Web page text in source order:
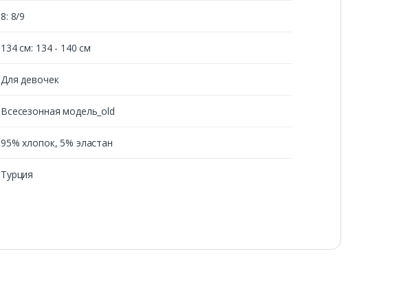
8: 8/9
134 см: 134 - 140 см
Для девочек
Всесезонная модель_old
95% хлопок, 5% эластан
Турция